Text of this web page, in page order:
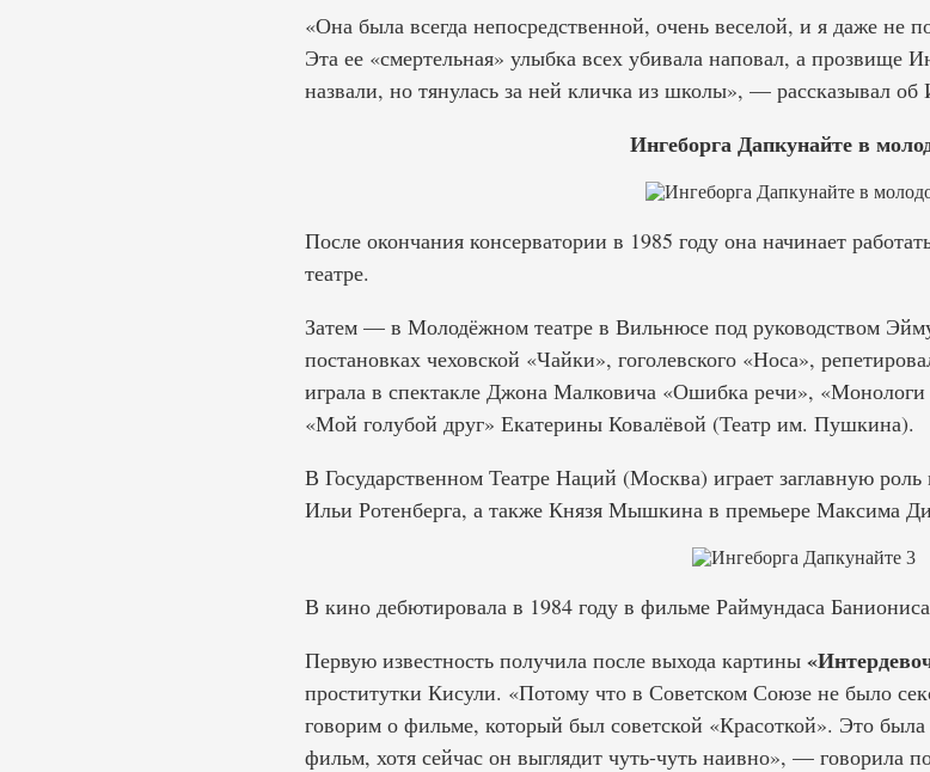
«Она была всегда непосредственной, очень веселой, и я даже не
Эта ее «смертельная» улыбка всех убивала наповал, а прозвище
назвали, но тянулась за ней кличка из школы», — рассказывал
Ингеборга Дапкунайте в
После окончания консерватории в 1985 году она начинает
театре.
Затем — в Молодёжном театре в Вильнюсе под руководством
постановках чеховской «Чайки», гоголевского «Носа»,
играла в спектакле Джона Малковича «Ошибка речи»,
«Мой голубой друг» Екатерины Ковалёвой (Театр им. Пушкина).
В Государственном Театре Наций (Москва) играет заглавную
Ильи Ротенберга, а также Князя Мышкина в премьере Максима
В кино дебютировала в 1984 году в фильме Раймундаса
Первую известность получила после выхода картины
проститутки Кисули. «Потому что в Советском Союзе не было
говорим о фильме, который был советской «Красоткой». Это
фильм, хотя сейчас он выглядит чуть-чуть наивно», — говорила